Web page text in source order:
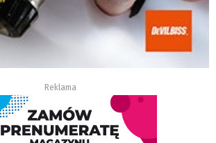
Reklama